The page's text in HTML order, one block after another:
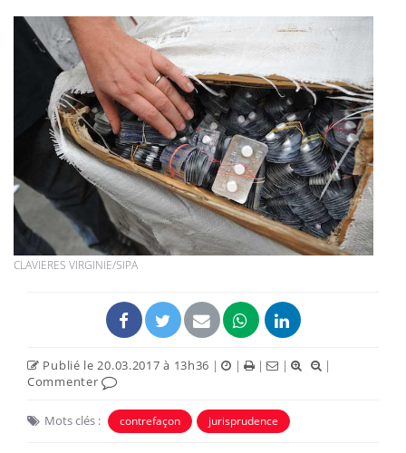
CLAVIERES VIRGINIE/SIPA
Publié le 20.03.2017 à 13h36 | | | |
|
Commenter
Mots clés : contrefaçon jurisprudence